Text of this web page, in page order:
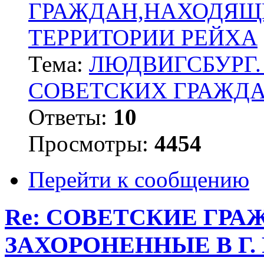
ТЕРРИТОРИИ РЕЙХА
Тема:
СОВЕТСКИХ
Ответы: 10
Просмотры: 4454
Перейти к сообщению
Re: СОВЕТСКИЕ
ЗАХОРОНЕННЫЕ В Г.